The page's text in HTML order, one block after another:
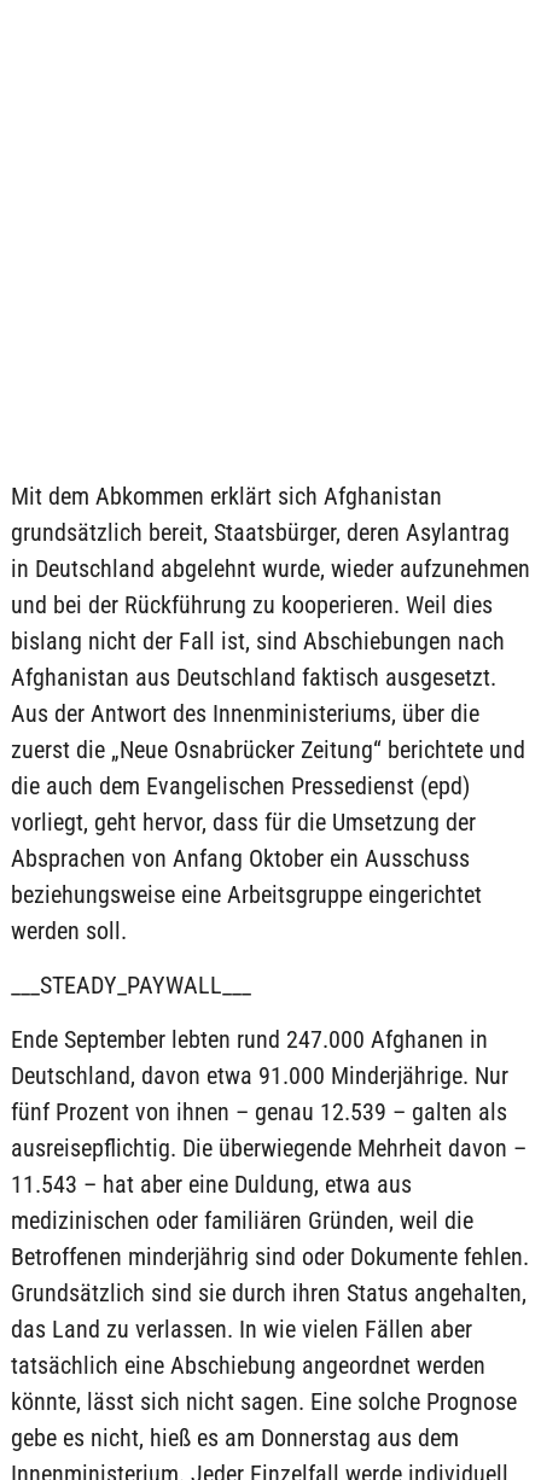
Mit dem Abkommen erklärt sich Afghanistan
grundsätzlich bereit, Staatsbürger, deren Asylantrag
in Deutschland abgelehnt wurde, wieder aufzunehmen
und bei der Rückführung zu kooperieren. Weil dies
bislang nicht der Fall ist, sind Abschiebungen nach
Afghanistan aus Deutschland faktisch ausgesetzt.
Aus der Antwort des Innenministeriums, über die
zuerst die „Neue Osnabrücker Zeitung“ berichtete und
die auch dem Evangelischen Pressedienst (epd)
vorliegt, geht hervor, dass für die Umsetzung der
Absprachen von Anfang Oktober ein Ausschuss
beziehungsweise eine Arbeitsgruppe eingerichtet
werden soll.
___STEADY_PAYWALL___
Ende September lebten rund 247.000 Afghanen in
Deutschland, davon etwa 91.000 Minderjährige. Nur
fünf Prozent von ihnen – genau 12.539 – galten als
ausreisepflichtig. Die überwiegende Mehrheit davon –
11.543 – hat aber eine Duldung, etwa aus
medizinischen oder familiären Gründen, weil die
Betroffenen minderjährig sind oder Dokumente fehlen.
Grundsätzlich sind sie durch ihren Status angehalten,
das Land zu verlassen. In wie vielen Fällen aber
tatsächlich eine Abschiebung angeordnet werden
könnte, lässt sich nicht sagen. Eine solche Prognose
gebe es nicht, hieß es am Donnerstag aus dem
Innenministerium. Jeder Einzelfall werde individuell